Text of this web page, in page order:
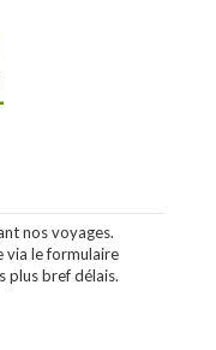
nos voyages.
via le formulaire
plus bref délais.